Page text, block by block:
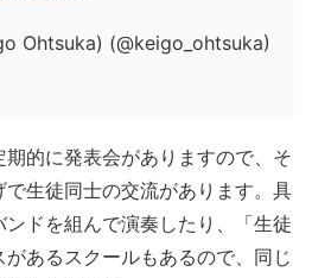
Ohtsuka) (@keigo_ohtsuka)
的に発表会がありますので、そ
生徒同士の交流があります。具
ドを組んで演奏したり、「生徒
あるスクールもあるので、同じ